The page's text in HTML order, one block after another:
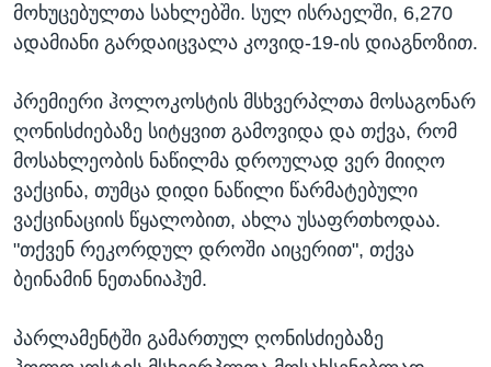
მოხუცებულთა სახლებში. სულ ისრაელში, 6,270
ადამიანი გარდაიცვალა კოვიდ-19-ის დიაგნოზით.
პრემიერი ჰოლოკოსტის მსხვერპლთა მოსაგონარ
ღონისძიებაზე სიტყვით გამოვიდა და თქვა, რომ
მოსახლეობის ნაწილმა დროულად ვერ მიიღო
ვაქცინა, თუმცა დიდი ნაწილი წარმატებული
ვაქცინაციის წყალობით, ახლა უსაფრთხოდაა.
"თქვენ რეკორდულ დროში აიცერით", თქვა
ბეინამინ ნეთანიაჰუმ.
პარლამენტში გამართულ ღონისძიებაზე